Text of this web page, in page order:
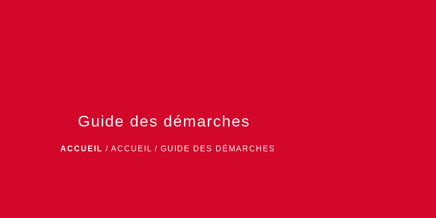
Guide des démarches
ACCUEIL / ACCUEIL / GUIDE DES DÉMARCHES